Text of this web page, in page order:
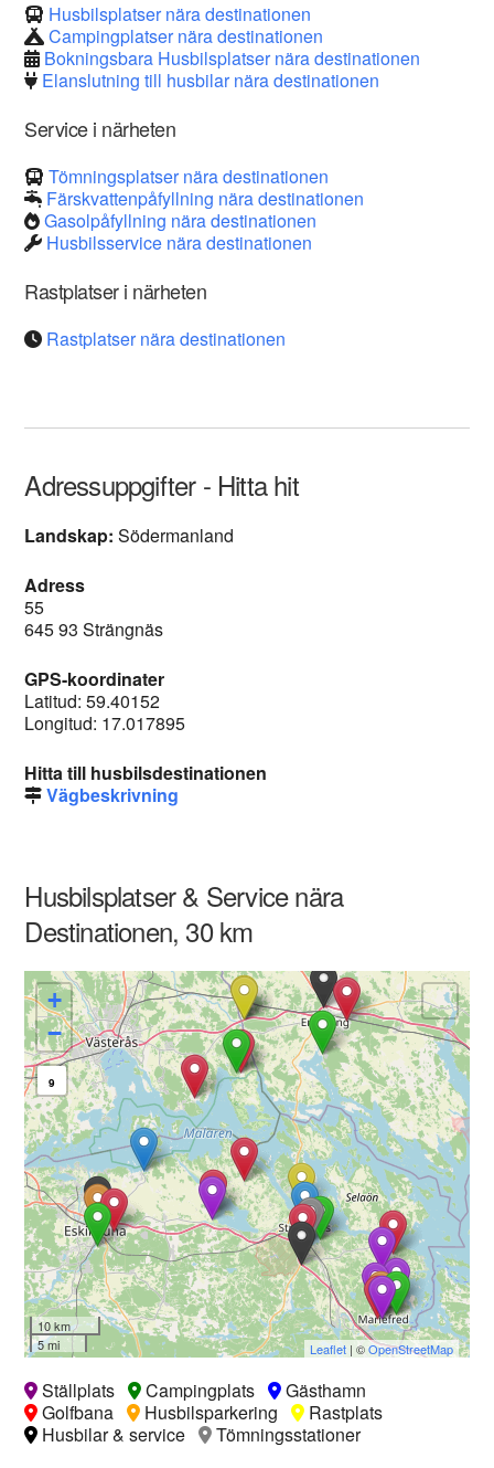
Husbilsplatser nära destinationen
Campingplatser nära destinationen
Bokningsbara Husbilsplatser nära destinationen
Elanslutning till husbilar nära destinationen
Service i närheten
Tömningsplatser nära destinationen
Färskvattenpåfyllning nära destinationen
Gasolpåfyllning nära destinationen
Husbilsservice nära destinationen
Rastplatser i närheten
Rastplatser nära destinationen
Adressuppgifter - Hitta hit
Landskap:Södermanland
Adress
55
645 93 Strängnäs
GPS-koordinater
Latitud: 59.40152
Longitud: 17.017895
Hitta till husbilsdestinationen
Vägbeskrivning
Husbilsplatser & Service nära
Destinationen, 30 km
+
−
9
10 km
5 mi
Leaflet| ©OpenStreetMap
Ställplats Campingplats
Gästhamn
Golfbana
Husbilsparkering
Rastplats
Husbilar & service
Tömningsstationer